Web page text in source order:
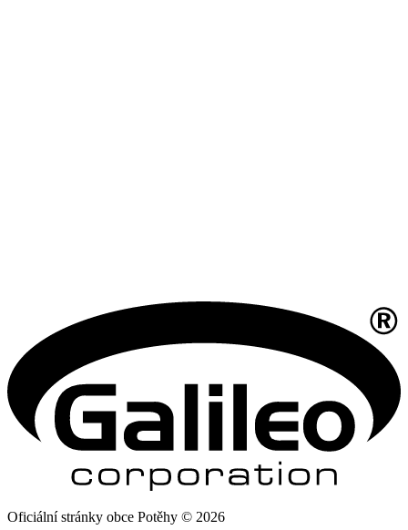
Oficiální stránky obce Potěhy © 2026